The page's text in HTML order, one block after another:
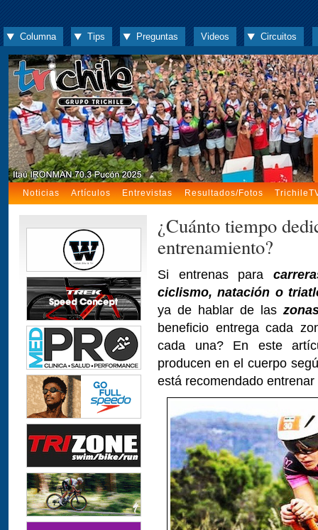
Columna Tips Preguntas Videos Circuitos
Noticias Artículos Entrevistas Resultados/Fotos
¿Cuánto tiempo
entrenamiento?
Si entrenas para
ciclismo, natación o
ya de hablar de las
beneficio entrega cada
cada una? En este
producen en el cuerpo
está recomendado